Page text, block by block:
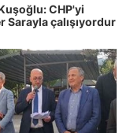
CHP'yi
Sarayla çalışıyordur